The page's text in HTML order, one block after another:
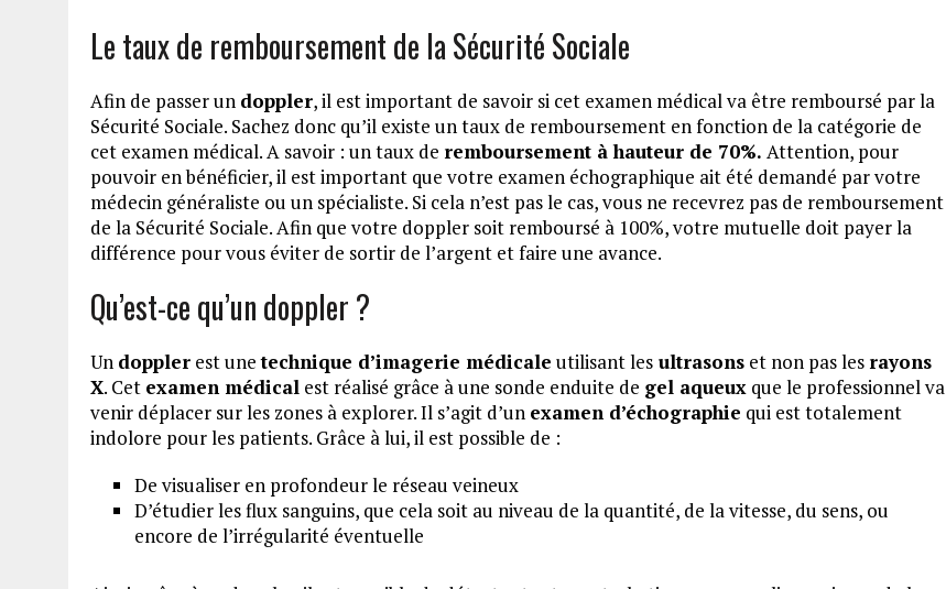
Le taux de remboursement de la Sécurité Sociale
Afin de passer un doppler, il est important de savoir si cet examen médical va être remboursé par la
Sécurité Sociale. Sachez donc qu’il existe un taux de remboursement en fonction de la catégorie de
cet examen médical. A savoir : un taux de remboursement à hauteur de 70%. Attention, pour
pouvoir en bénéficier, il est important que votre examen échographique ait été demandé par votre
médecin généraliste ou un spécialiste. Si cela n’est pas le cas, vous ne recevrez pas de remboursement
de la Sécurité Sociale. Afin que votre doppler soit remboursé à 100%, votre mutuelle doit payer la
différence pour vous éviter de sortir de l’argent et faire une avance.
Qu’est-ce qu’un doppler ?
Un doppler est unetechnique d’imagerie médicale utilisant les ultrasons et non pas les rayons
X. Cet examen médical est réalisé grâce à une sonde enduite de gel aqueux que le professionnel va
venir déplacer sur les zones à explorer. Il s’agit d’un examen d’échographie qui est totalement
indolore pour les patients. Grâce à lui, il est possible de :
De visualiser en profondeur le réseau veineux
D’étudier les flux sanguins, que cela soit au niveau de la quantité, de la vitesse, du sens, ou
encore de l’irrégularité éventuelle